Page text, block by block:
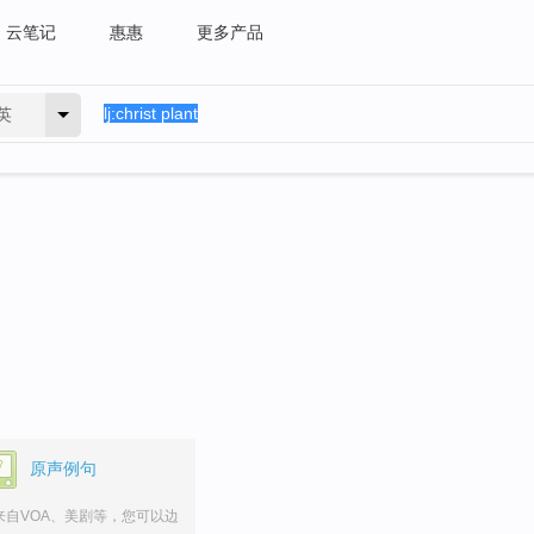
云笔记 惠惠 更多产品
原声例句
自VOA、美剧等，您可以边